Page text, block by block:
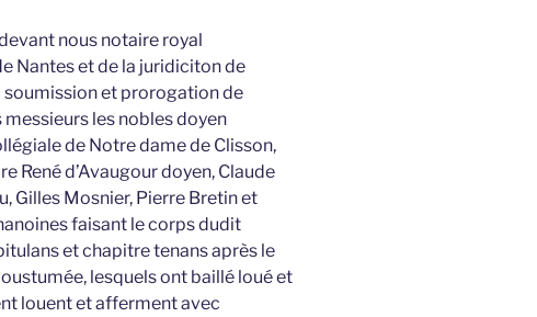
nous notaire royal
Nantes et de la juridiciton de
soumission et prorogation de
les nobles doyen
de Notre dame de Clisson,
René d’Avaugour doyen, Claude
Gilles Mosnier, Pierre Bretin et
faisant le corps dudit
et chapitre tenans après le
lesquels ont baillé loué et
louent et afferment avec